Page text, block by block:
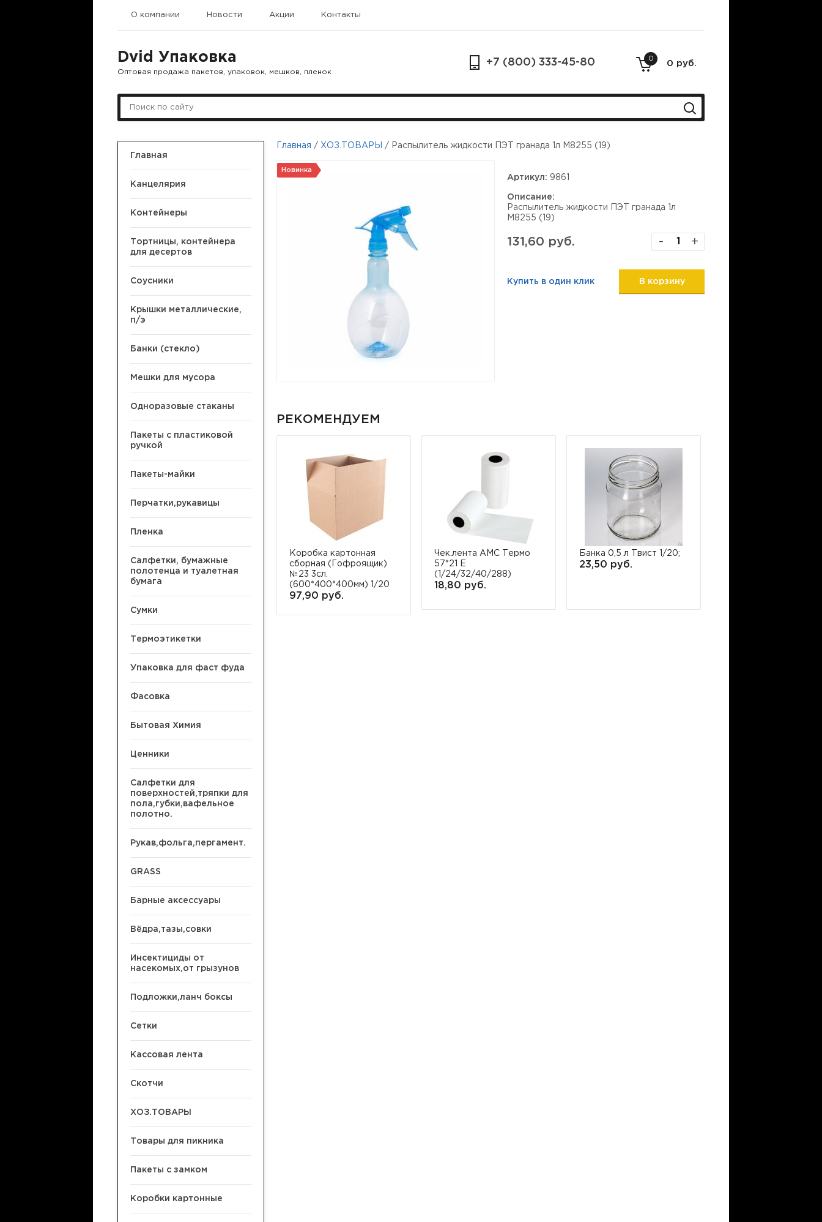
О компании Новости Акции Контакты
Dvid Упаковка
Оптовая продажа пакетов, упаковок, мешков, пленок
+7 (800) 333-45-80 0
0 руб.
Главная
Канцелярия
Контейнеры
Тортницы, контейнера
для десертов
Соусники
Крышки металлические,
п/э
Банки (стекло)
Мешки для мусора
Одноразовые стаканы
Пакеты с пластиковой
ручкой
Пакеты-майки
Перчатки,рукавицы
Пленка
Салфетки, бумажные
полотенца и туалетная
бумага
Сумки
Термоэтикетки
Упаковка для фаст фуда
Фасовка
Бытовая Химия
Ценники
Салфетки для
поверхностей,тряпки для
пола,губки,вафельное
полотно.
Рукав,фольга,пергамент.
GRASS
Барные аксессуары
Вёдра,тазы,совки
Инсектициды от
насекомых,от грызунов
Подложки,ланч боксы
Сетки
Кассовая лента
Скотчи
ХОЗ.ТОВАРЫ
Товары для пикника
Пакеты с замком
Коробки картонные
Главная / ХОЗ.ТОВАРЫ / Распылитель жидкости ПЭТ гранада 1л М8255 (19)
Новинка
Артикул: 9861
Описание:
Распылитель жидкости ПЭТ гранада 1л
М8255 (19)
131,60 руб. - +
Купить в один клик В корзину
РЕКОМЕНДУЕМ
Коробка картонная
сборная (Гофроящик)
№23 3сл.
(600*400*400мм) 1/20
97,90 руб.
Чек.лента АМС Термо
57*21 Е
(1/24/32/40/288)
18,80 руб.
Банка 0,5 л Твист 1/20;
23,50 руб.